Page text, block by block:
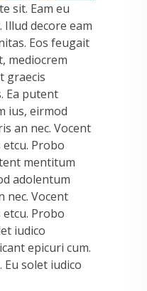
sit. Eam eu
decore eam
Eos feugait
mediocrem
graecis
Ea putent
ius, eirmod
an nec. Vocent
Probo
mentitum
adolentum
nec. Vocent
Probo
iudico
epicuri cum.
Eu solet iudico